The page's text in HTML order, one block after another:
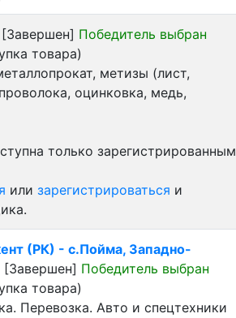
[Завершен] Победитель выбран
товара)
метизы (лист,
оцинковка, медь,
только зарегистрированным
или зарегистрироваться и
(РК) - с.Пойма, Западно-
[Завершен] Победитель выбран
товара)
Перевозка. Авто и спецтехники